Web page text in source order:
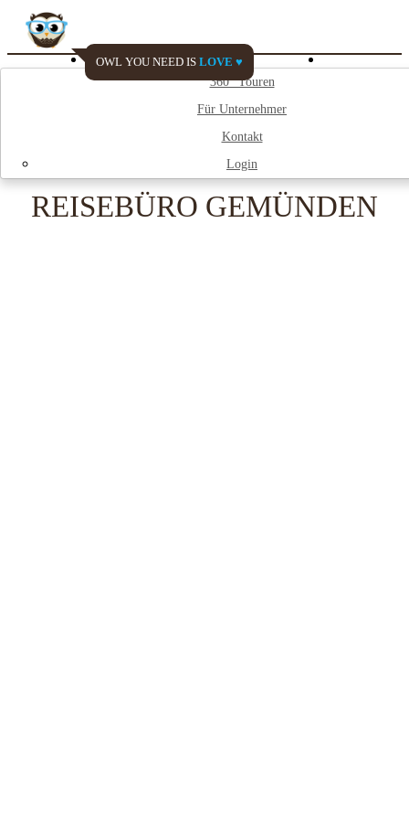
360° Touren
Für Unternehmer
Kontakt
Login
OWL YOU NEED IS LOVE ♥
Watch My City
REISEBÜRO GEMÜNDEN